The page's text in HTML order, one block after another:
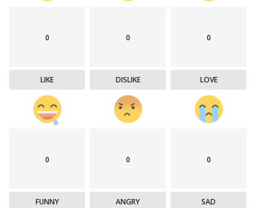
0
LIKE
0
DISLIKE
0
LOVE
0
FUNNY
0
ANGRY
0
SAD